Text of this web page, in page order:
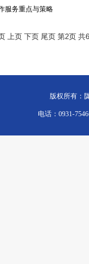
服务重点与策略
上页 下页 尾页 第2页 共
版权所有：
电话：0931-